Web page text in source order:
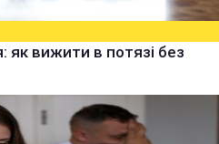
як вижити в потязі без